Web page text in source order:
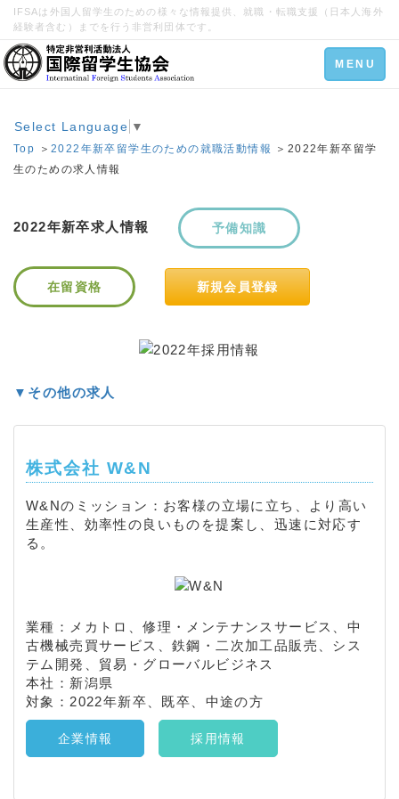
IFSAは外国人留学生のための様々な情報提供、就職・転職支援（日本人海外
経験者含む）までを行う非営利団体です。
Toggle
navigation
MENU
Select Language ▼
Top ＞2022年新卒留学生のための就職活動情報
＞2022年新卒留学
生のための求人情報
2022年新卒求人情報 予備知識
在留資格 新規会員登録
▼その他の求人
株式会社 W&N
W&Nのミッション：お客様の立場に立ち、より高い
生産性、効率性の良いものを提案し、迅速に対応す
る。
業種：メカトロ、修理・メンテナンスサービス、中
古機械売買サービス、鉄鋼・二次加工品販売、シス
テム開発、貿易・グローバルビジネス
本社：新潟県
対象：2022年新卒、既卒、中途の方
企業情報 採用情報